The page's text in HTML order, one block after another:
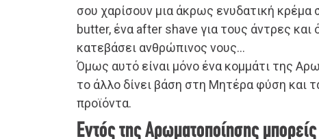
σου χαρίσουν μια άκρως ενυδατική
butter, ένα after shave για τους άντρες και
κατεβάσει ανθρώπινος νους…
Όμως αυτό είναι μόνο ένα κομμάτι της
το άλλο δίνει βάση στη Μητέρα φύση και
προϊόντα.
Εντός της Αρωματοποίησης